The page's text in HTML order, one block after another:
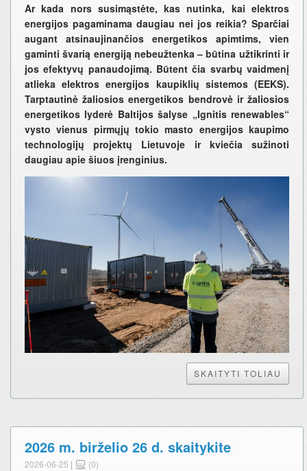
Ar kada nors susimąstėte, kas nutinka, kai elektros
energijos pagaminama daugiau nei jos reikia? Sparčiai
augant atsinaujinančios energetikos apimtims, vien
gaminti švarią energiją nebeužtenka – būtina užtikrinti ir
jos efektyvų panaudojimą. Būtent čia svarbų vaidmenį
atlieka elektros energijos kaupiklių sistemos (EEKS).
Tarptautinė žaliosios energetikos bendrovė ir žaliosios
energetikos lyderė Baltijos šalyse „Ignitis renewables“
vysto vienus pirmųjų tokio masto energijos kaupimo
technologijų projektų Lietuvoje ir kviečia sužinoti
daugiau apie šiuos įrenginius.
SKAITYTI TOLIAU
2026 m. birželio 26 d. skaitykite
2026-06-25 | (0)